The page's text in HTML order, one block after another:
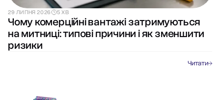
29 ЛИПНЯ 2026 5 ХВ
Чому комерційні вантажі затримуються
на митниці: типові причини і як зменшити
ризики
Читати